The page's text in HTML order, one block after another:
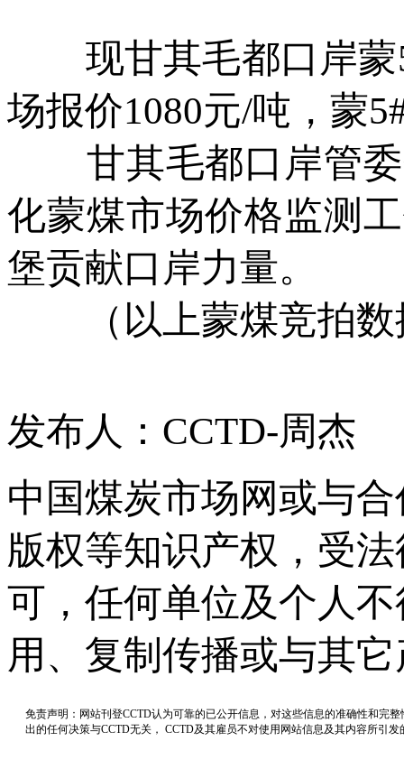
现甘其毛都口岸蒙
场报价1080元/吨，蒙
甘其毛都口岸管委
化蒙煤市场价格监测
堡贡献口岸力量。
（以上蒙煤竞拍数
发布人：CCTD-周杰
中国煤炭市场网或与
版权等知识产权，受
可，任何单位及个人
用、复制传播或与其
免责声明：网站刊登CCTD认为可靠的已公开信息，对这些信息的准确性和完
出的任何决策与CCTD无关， CCTD及其雇员不对使用网站信息及其内容所引